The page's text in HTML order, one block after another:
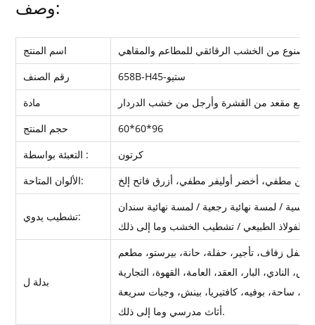
وصف:
اسم المنتج
رقم الصنف
658B-H45-ستيو
مادة
مع مقعد من القشرة وأرجل من خشب الدردار
حجم المنتج
60*60*96
التعبئة بواسطة :
كرتون
الألوان المتاحة:
تشطيب يدوي:
بدلة ل
أثاث مدرسي وما إلى ذلك.